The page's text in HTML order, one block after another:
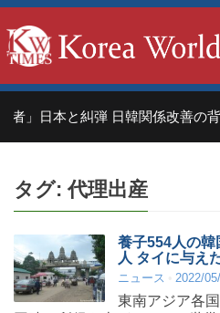
」日本と糾弾 日韓関係改善の背
タグ:代理出産
養子554人の韓
人 タイに与え
ニュース 2022/
東南アジア各